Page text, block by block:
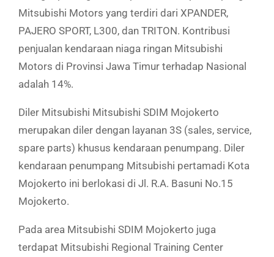
Mitsubishi Motors yang terdiri dari XPANDER,
PAJERO SPORT, L300, dan TRITON. Kontribusi
penjualan kendaraan niaga ringan Mitsubishi
Motors di Provinsi Jawa Timur terhadap Nasional
adalah 14%.
Diler Mitsubishi Mitsubishi SDIM Mojokerto
merupakan diler dengan layanan 3S (sales, service,
spare parts) khusus kendaraan penumpang. Diler
kendaraan penumpang Mitsubishi pertamadi Kota
Mojokerto ini berlokasi di Jl. R.A. Basuni No.15
Mojokerto.
Pada area Mitsubishi SDIM Mojokerto juga
terdapat Mitsubishi Regional Training Center